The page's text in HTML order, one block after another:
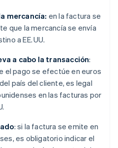
mercancía: en la factura se
que la mercancía se envía
a EE. UU.
a cabo la transacción:
el pago se efectúe en euros
país del cliente, es legal
en las facturas por
: si la factura se emite en
es obligatorio indicar el